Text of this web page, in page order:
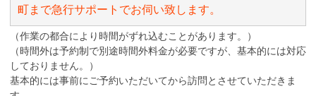
町まで急行サポートでお伺い致します。
（作業の都合により時間がずれ込むことがあります。）
（時間外は予約制で別途時間外料金が必要ですが、基本的には対応
しておりません。）
基本的には事前にご予約いただいてから訪問とさせていただきま